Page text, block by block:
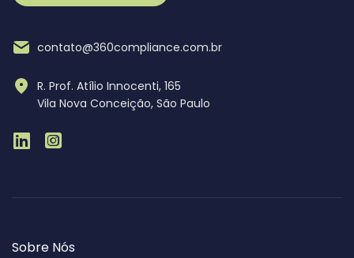
Sobre Nós
contato@360compliance.com.br
R. Prof. Atílio Innocenti, 165
Vila Nova Conceição, São Paulo